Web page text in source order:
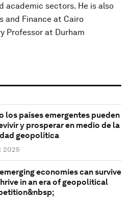
academic sectors. He is also
and Finance at Cairo
Professor at Durham
los países emergentes pueden
y prosperar en medio de la
geopolítica
2025
economies can survive
in an era of geopolitical